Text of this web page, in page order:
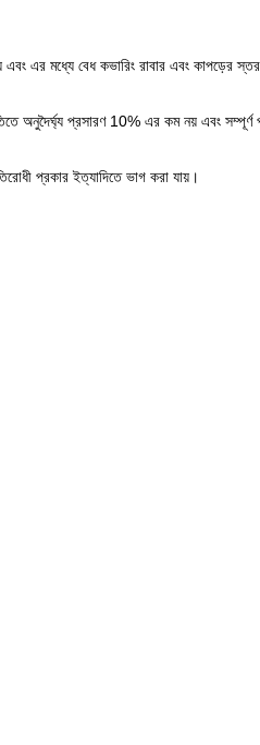
এর মধ্যে বেধ কভারিং রাবার এবং কাপড়ের
প্রসারণ 10% এর কম নয় এবং সম্পূর্ণ
প্রকার ইত্যাদিতে ভাগ করা যায়।